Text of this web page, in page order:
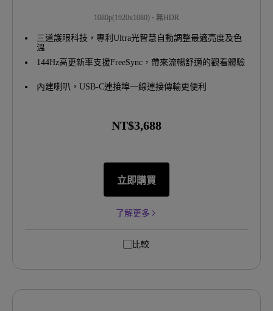
1080p(1920x1080) 無HDR
三道護眼科技，專利Ultra光智慧自動調整最適亮度及色
溫
144Hz高更新率支援FreeSync，帶來流暢舒適的觀看體驗
內建喇叭，USB-C連接埠一線連接傳輸更便利
NT$3,688
立即購買
了解更多
比較